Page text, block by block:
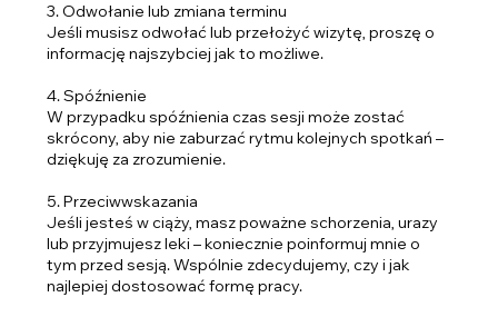
3. Odwołanie lub zmiana terminu
Jeśli musisz odwołać lub przełożyć wizytę, proszę o
informację najszybciej jak to możliwe.
4. Spóźnienie
W przypadku spóźnienia czas sesji może zostać
skrócony, aby nie zaburzać rytmu kolejnych spotkań –
dziękuję za zrozumienie.
5. Przeciwwskazania
Jeśli jesteś w ciąży, masz poważne schorzenia, urazy
lub przyjmujesz leki – koniecznie poinformuj mnie o
tym przed sesją. Wspólnie zdecydujemy, czy i jak
najlepiej dostosować formę pracy.